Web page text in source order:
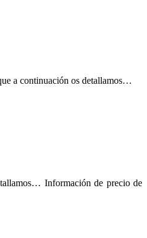
a continuación os detallamos…
Información de precio de